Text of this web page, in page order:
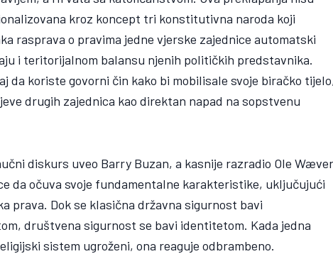
kroz koncept tri konstitutivna naroda koji
rasprava o pravima jedne vjerske zajednice automatski
i teritorijalnom balansu njenih političkih predstavnika.
da koriste govorni čin kako bi mobilisale svoje biračko
drugih zajednica kao direktan napad na sopstvenu
diskurs uveo Barry Buzan, a kasnije razradio Ole
da očuva svoje fundamentalne karakteristike, uključujući
prava. Dok se klasična državna sigurnost bavi
društvena sigurnost se bavi identitetom. Kada jedna
sistem ugroženi, ona reaguje odbrambeno.